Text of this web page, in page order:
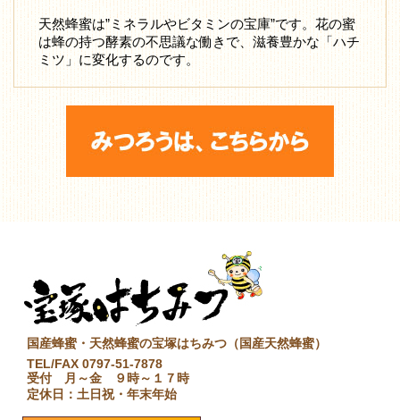
天然蜂蜜は”ミネラルやビタミンの宝庫”です。花の蜜
は蜂の持つ酵素の不思議な働きで、滋養豊かな「ハチ
ミツ」に変化するのです。
国産蜂蜜・天然蜂蜜の宝塚はちみつ（国産天然蜂蜜）
TEL/FAX 0797-51-7878
受付 月～金 ９時～１７時
定休日：土日祝・年末年始